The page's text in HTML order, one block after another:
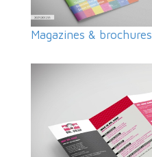
Magazines & brochures